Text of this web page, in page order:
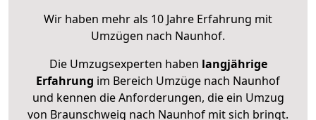
Wir haben mehr als 10 Jahre Erfahrung mit
Umzügen nach Naunhof.
Die Umzugsexperten haben langjährige
Erfahrung im Bereich Umzüge nach Naunhof
und kennen die Anforderungen, die ein Umzug
von Braunschweig nach Naunhof mit sich bringt.